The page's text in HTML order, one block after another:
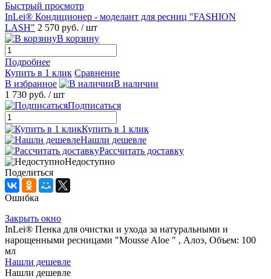
Быстрый просмотр
InLei® Кондиционер - моделант для ресниц "FASHION
LASH" 2 570 руб. / шт
В корзину
Подробнее
Купить в 1 клик Сравнение
В избранное
В наличии
1 730 руб. / шт
Подписаться
Купить в 1 клик
Нашли дешевле
Рассчитать доставку
Недоступно
Поделиться
Ошибка
Закрыть окно
InLei® Пенка для очистки и ухода за натуральными и
нарощенными ресницами "Mousse Aloe " , Алоэ, Объем: 100
мл
Нашли дешевле
Нашли дешевле